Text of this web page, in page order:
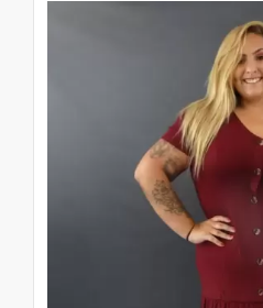
independentes, vão
realizam as suas
atacado. Nesses
são muito
encontramos nas
produção. Isso
busque as peças e
das mesmas, que
seus clientes com
o valor